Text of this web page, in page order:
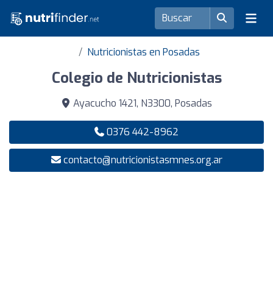
Nutricionistas en Posadas
Colegio de Nutricionistas
Ayacucho 1421, N3300, Posadas
0376 442-8962
contacto@nutricionistasmnes.org.ar